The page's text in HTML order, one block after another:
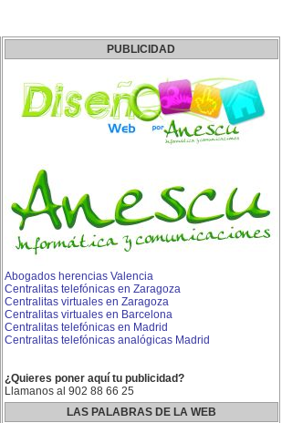
PUBLICIDAD
Abogados herencias Valencia
Centralitas telefónicas en Zaragoza
Centralitas virtuales en Zaragoza
Centralitas virtuales en Barcelona
Centralitas telefónicas en Madrid
Centralitas telefónicas analógicas Madrid
¿Quieres poner aquí tu publicidad?
Llamanos al 902 88 66 25
LAS PALABRAS DE LA WEB